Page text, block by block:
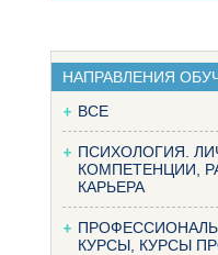
НАПРАВЛЕНИЯ
ВСЕ
ПСИХОЛОГИЯ.
КОМПЕТЕНЦИИ,
КАРЬЕРА
КУРСЫ, КУРСЫ